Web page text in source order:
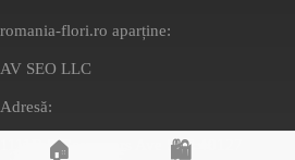
romania-flori.ro aparține:
AV SEO LLC
Adresă:
1111B S Governors Ave STE 40127
🏠 🛍️